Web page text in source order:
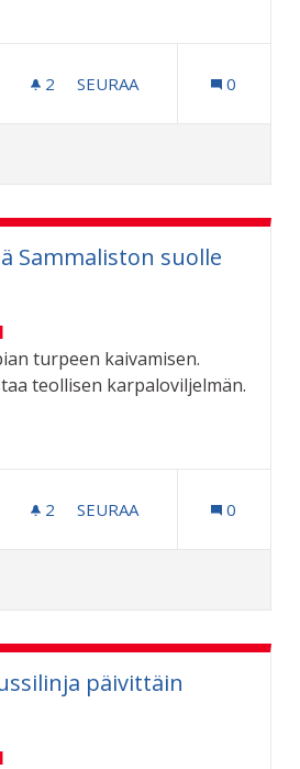
mukaan: Puistot ja luonto
2 2 SEURAAJAA
SEURAA 0
Sammaliston suolle
turpeen kaivamisen.
teollisen karpaloviljelmän.
mukaan: Yhteisöllisyys
2 2 SEURAAJAA
SEURAA 0
päivittäin